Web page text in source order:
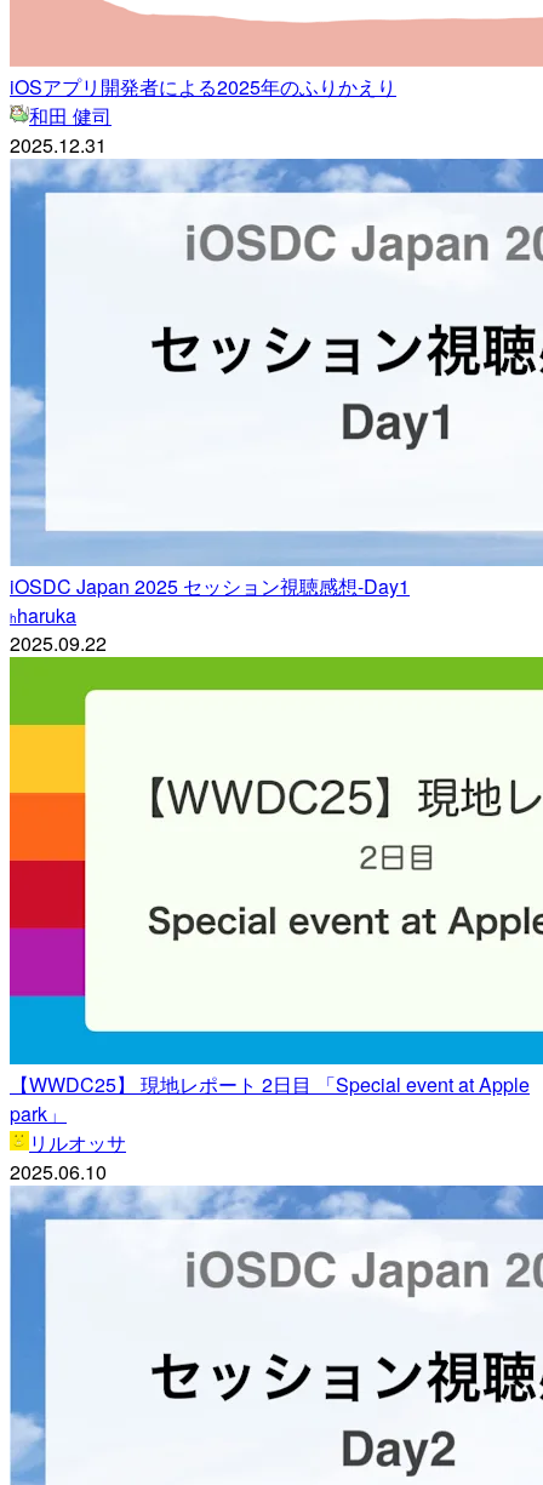
iOSアプリ開発者による2025年のふりかえり
和田 健司
2025.12.31
iOSDC Japan 2025 セッション視聴感想-Day1
hharuka
2025.09.22
【WWDC25】 現地レポート 2日目 「Special event at Apple
park」
リルオッサ
2025.06.10